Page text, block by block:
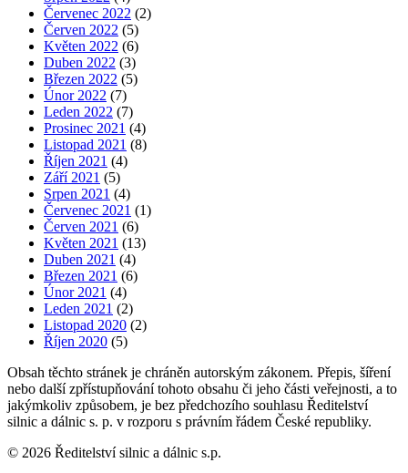
Červenec 2022 (2)
Červen 2022 (5)
Květen 2022 (6)
Duben 2022 (3)
Březen 2022 (5)
Únor 2022 (7)
Leden 2022 (7)
Prosinec 2021 (4)
Listopad 2021 (8)
Říjen 2021 (4)
Září 2021 (5)
Srpen 2021 (4)
Červenec 2021 (1)
Červen 2021 (6)
Květen 2021 (13)
Duben 2021 (4)
Březen 2021 (6)
Únor 2021 (4)
Leden 2021 (2)
Listopad 2020 (2)
Říjen 2020 (5)
Obsah těchto stránek je chráněn autorským zákonem. Přepis, šíření
nebo další zpřístupňování tohoto obsahu či jeho části veřejnosti, a to
jakýmkoliv způsobem, je bez předchozího souhlasu Ředitelství
silnic a dálnic s. p. v rozporu s právním řádem České republiky.
© 2026 Ředitelství silnic a dálnic s.p.